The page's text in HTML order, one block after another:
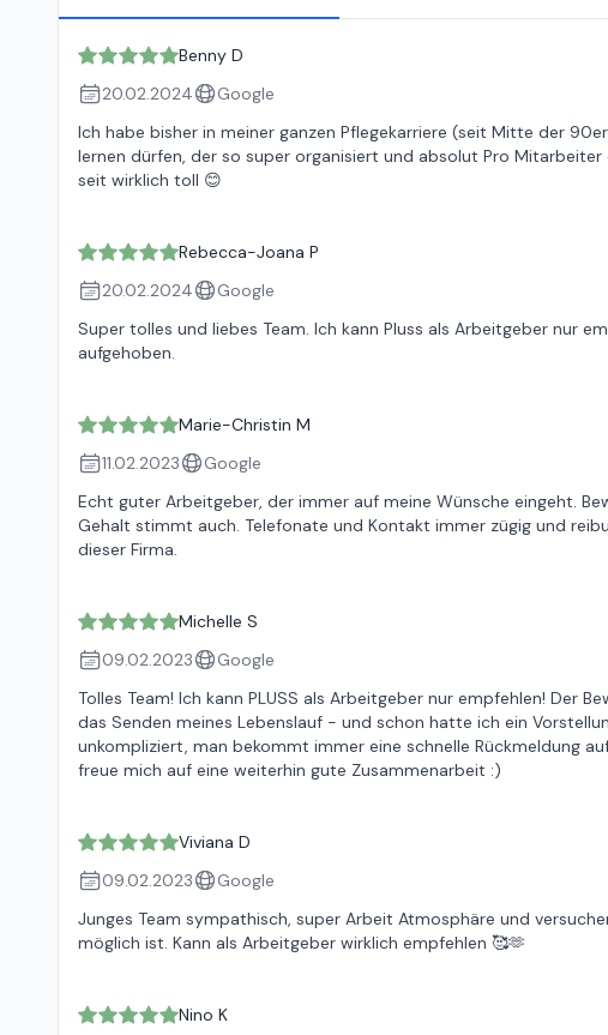
Benny D
20.02.2024
Google
Ich habe bisher in meiner ganzen Pflegekarriere (seit Mitte der
lernen dürfen, der so super organisiert und absolut Pro
seit wirklich toll 😊
Rebecca-Joana P
20.02.2024
Google
Super tolles und liebes Team. Ich kann Pluss als Arbeitgeber nur
aufgehoben.
Marie-Christin M
11.02.2023
Google
Echt guter Arbeitgeber, der immer auf meine Wünsche eingeht.
Gehalt stimmt auch. Telefonate und Kontakt immer zügig und
dieser Firma.
Michelle S
09.02.2023
Google
Tolles Team! Ich kann PLUSS als Arbeitgeber nur empfehlen! Der
das Senden meines Lebenslauf - und schon hatte ich ein
unkompliziert, man bekommt immer eine schnelle Rückmeldung
freue mich auf eine weiterhin gute Zusammenarbeit :)
Viviana D
09.02.2023
Google
Junges Team sympathisch, super Arbeit Atmosphäre und
möglich ist. Kann als Arbeitgeber wirklich empfehlen 🥰🫶
Nino K